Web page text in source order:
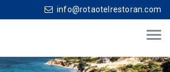
info@rotaotelrestoran.com